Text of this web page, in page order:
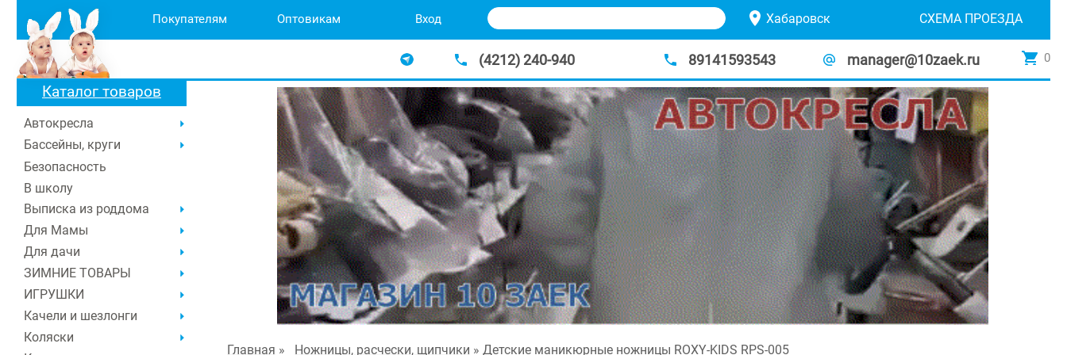
Покупателям Оптовикам Вход Хабаровск СХЕМА ПРОЕЗДА
(4212) 240-940 89141593543 manager@10zaek.ru 0
Главная » Ножницы, расчески, щипчики » Детские маникюрные ножницы ROXY-KIDS RPS-005
Каталог товаров
Автокресла
Бассейны, круги
Безопасность
В школу
Выписка из роддома
Для Мамы
Для дачи
ЗИМНИЕ ТОВАРЫ
ИГРУШКИ
Качели и шезлонги
Коляски